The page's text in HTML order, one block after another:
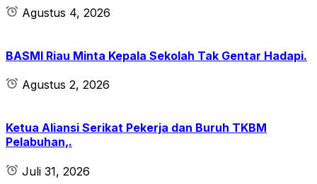
Agustus 4, 2026
BASMI Riau Minta Kepala Sekolah Tak Gentar Hadapi.
Agustus 2, 2026
Ketua Aliansi Serikat Pekerja dan Buruh TKBM
Pelabuhan,.
Juli 31, 2026